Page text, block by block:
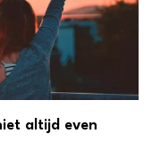
altijd even